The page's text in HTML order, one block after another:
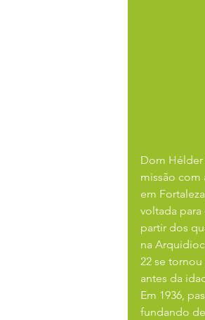
Dom Hélder
missão com
em
voltada
partir dos
na
22 se
antes da
Em 1936,
fundando